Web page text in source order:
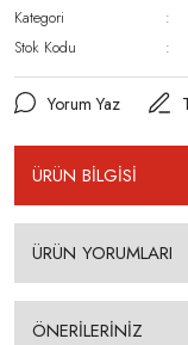
Kategori
Stok Kodu
Yorum Yaz
ÜRÜN BİLGİSİ
ÜRÜN YORUMLARI
ÖNERİLERİNİZ